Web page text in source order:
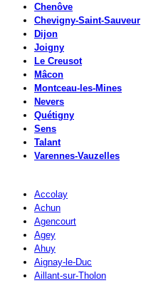
Chenôve
Chevigny-Saint-Sauveur
Dijon
Joigny
Le Creusot
Mâcon
Montceau-les-Mines
Nevers
Quétigny
Sens
Talant
Varennes-Vauzelles
Accolay
Achun
Agencourt
Agey
Ahuy
Aignay-le-Duc
Aillant-sur-Tholon